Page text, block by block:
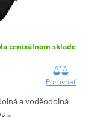
centrálnom sklade
Porovnať
a voděodolná